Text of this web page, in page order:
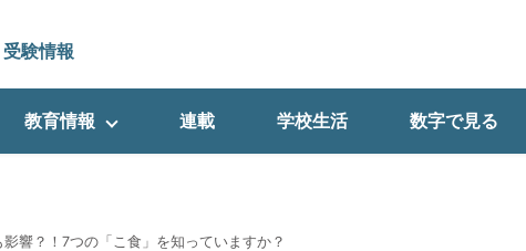
受験情報
教育情報 連載 学校生活 数字で見る
響？！7つの「こ食」を知っていますか？